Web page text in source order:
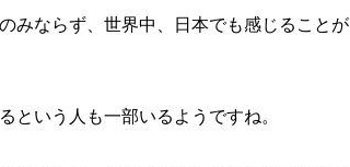
みならず、世界中、日本でも感じることが
いう人も一部いるようですね。